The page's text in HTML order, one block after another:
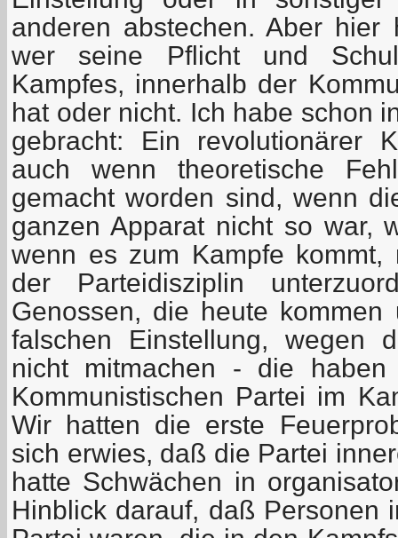
anderen abstechen. Aber
wer seine Pflicht und
Kampfes, innerhalb der
hat oder nicht. Ich habe schon
gebracht: Ein revolutionärer
auch wenn theoretische
gemacht worden sind, wenn
ganzen Apparat nicht so war,
wenn es zum Kampfe kommt,
der Parteidisziplin
Genossen, die heute
falschen Einstellung, wegen
nicht mitmachen - die
Kommunistischen Partei im
Wir hatten die erste
sich erwies, daß die Partei
hatte Schwächen in
Hinblick darauf, daß Personen